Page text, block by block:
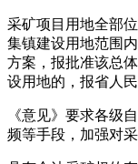
采矿项目用地全部
集镇建设用地范围
方案，报批准该总
设用地的，报省人民
《意见》要求各级
频等手段，加强对